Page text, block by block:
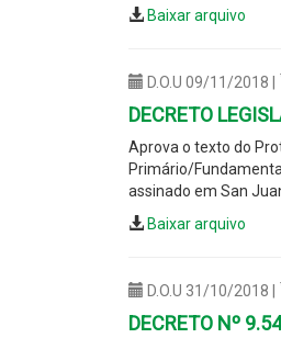
Baixar arquivo
D.O.U 09/11/2018 |
DECRETO
Aprova o texto do
Primário/
assinado em San
Baixar arquivo
D.O.U 31/10/2018 |
DECRETO Nº